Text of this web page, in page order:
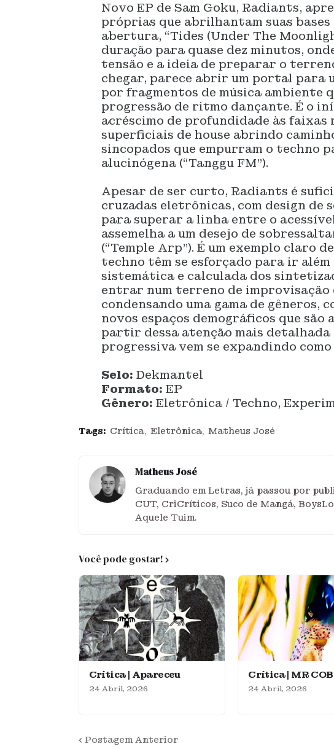
Novo EP de Sam Goku, Radiants,
próprias que abrilhantam suas
abertura, “Tides (Under The
duração para quase dez minutos,
tensão e a ideia de preparar o
chegar, parece abrir um portal para
por fragmentos de música ambiente
progressão de ritmo dançante. É o
acréscimo de profundidade às
superficiais de house abrindo
sincopados que empurram o techno
alucinógena (“Tanggu FM”).
Apesar de ser curto, Radiants é
cruzadas eletrônicas, com design de
para superar a linha entre o acessível
assemelha a um desejo de
(“Temple Arp”). É um exemplo claro
techno têm se esforçado para ir além
sistemática e calculada dos
entrar num terreno de improvisação
condensando uma gama de gêneros,
novos espaços demográficos que
partir dessa atenção mais detalhada
progressiva vem se expandindo
Selo: Dekmantel
Formato:EP
Gênero: Eletrônica / Techno,
Tags: Crítica Eletrônica Matheus José
Matheus José
Graduando em Letras, já passou por
CUT, CriCríticos, Suco de Mangá,
Aquele Tuim.
Você pode gostar!
Crítica | Apareceu
24 Abril, 2026
Crítica | MR
24 Abril, 2026
Postagem Anterior